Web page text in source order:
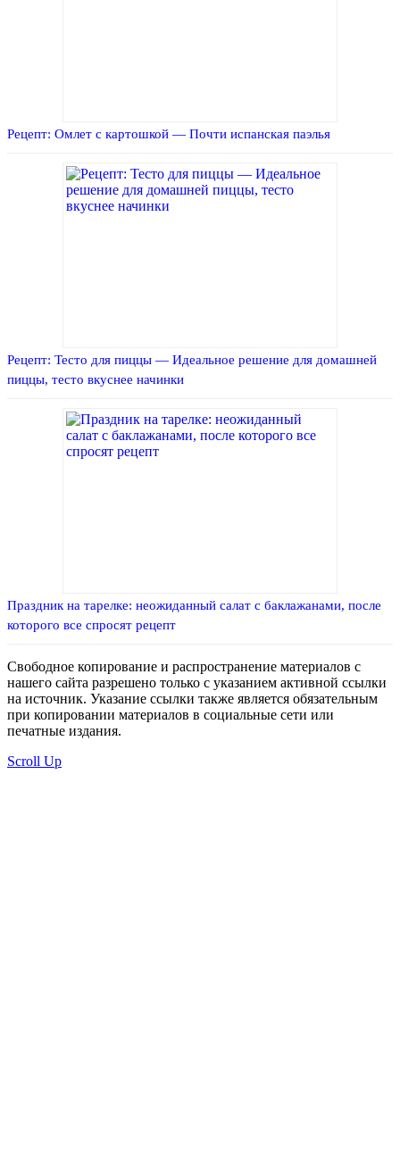
Рецепт: Омлет с картошкой — Почти испанская паэлья
Рецепт: Тесто для пиццы — Идеальное решение для домашней
пиццы, тесто вкуснее начинки
Праздник на тарелке: неожиданный салат с баклажанами, после
которого все спросят рецепт
Свободное копирование и распространение материалов с
нашего сайта разрешено только с указанием активной ссылки
на источник. Указание ссылки также является обязательным
при копировании материалов в социальные сети или
печатные издания.
Scroll Up